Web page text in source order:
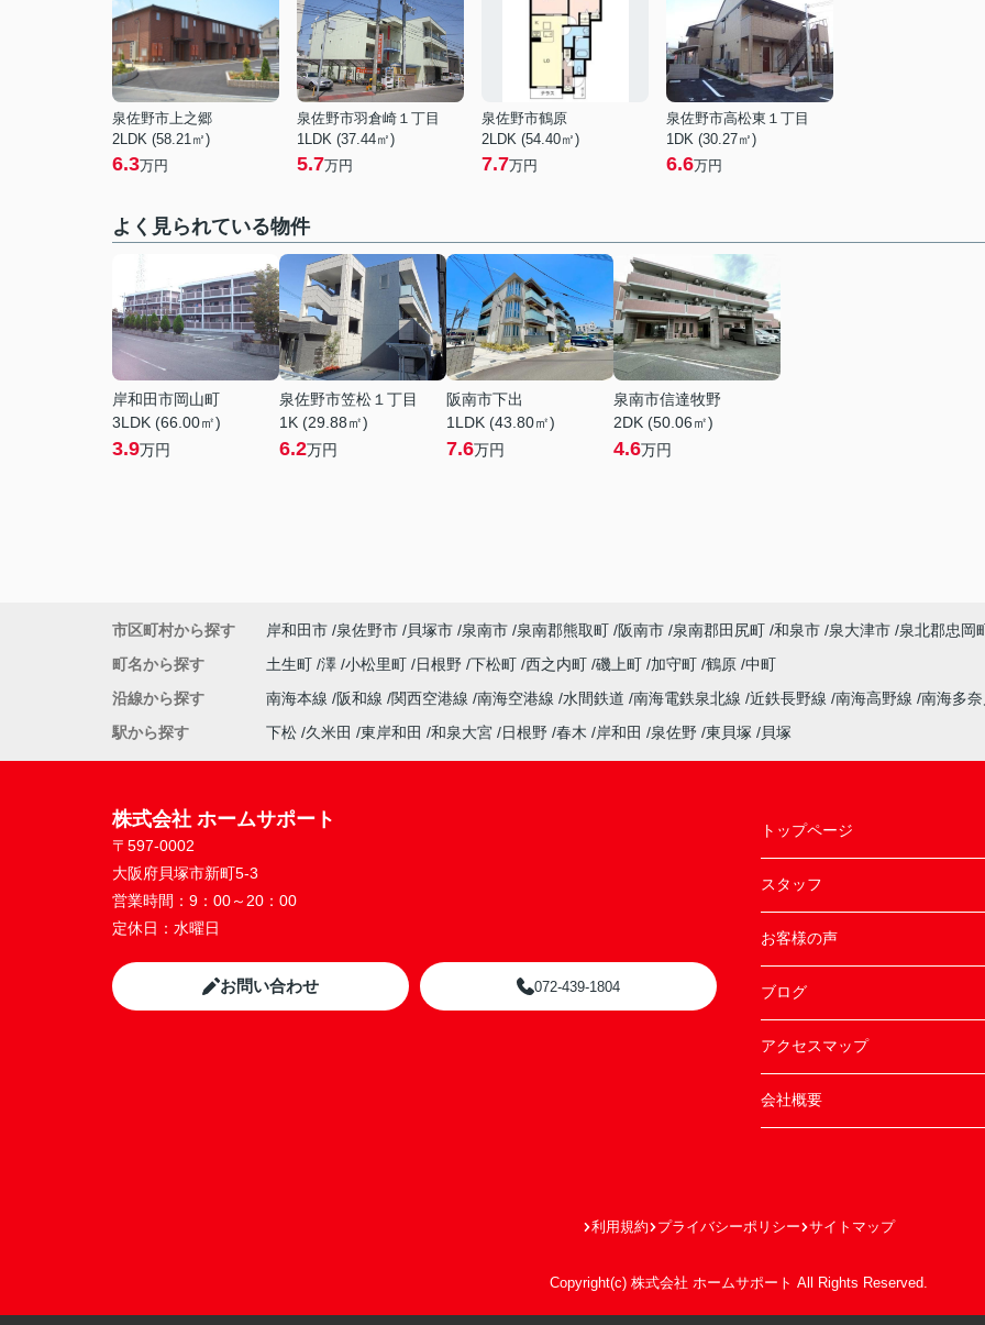
泉佐野市上之郷
2LDK (58.21㎡)
6.3万円
泉佐野市羽倉崎１丁目
1LDK (37.44㎡)
5.7万円
泉佐野市鶴原
2LDK (54.40㎡)
7.7万円
泉佐野市高松東１丁目
1DK (30.27㎡)
6.6万円
よく見られている物件
岸和田市岡山町
3LDK (66.00㎡)
3.9万円
泉佐野市笠松１丁目
1K (29.88㎡)
6.2万円
阪南市下出
1LDK (43.80㎡)
7.6万円
泉南市信達牧野
2DK (50.06㎡)
4.6万円
市区町村から探す 岸和田市 泉佐野市 貝塚市 泉南市 泉南郡熊取町 阪南市 泉南郡田尻町 和泉市 泉大津市 泉北郡忠岡
町名から探す
土生町 澤 小松里町 日根野 下松町 西之内町 磯上町 加守町 鶴原 中町
沿線から探す
南海本線 阪和線 関西空港線 南海空港線 水間鉄道 南海電鉄泉北線 近鉄長野線 南海高野線 南海多
駅から探す
下松 久米田 東岸和田 和泉大宮 日根野 春木 岸和田 泉佐野 東貝塚 貝塚
株式会社 ホームサポート
〒597-0002
大阪府貝塚市新町5-3
営業時間： 9：00～20：00
定休日： 水曜日
お問い合わせ 072-439-1804
トップページ
スタッフ
お客様の声
ブログ
アクセスマップ
会社概要
利用規約 プライバシーポリシー サイトマップ
Copyright(c) 株式会社 ホームサポート All Rights Reserved.